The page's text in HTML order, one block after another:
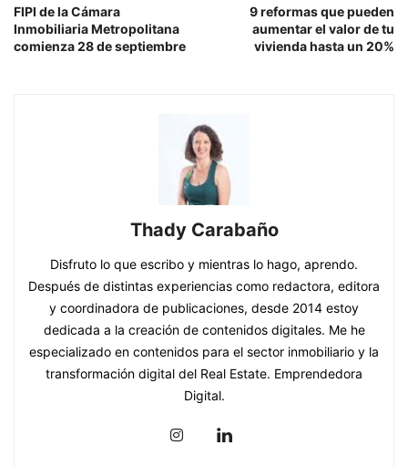
FIPI de la Cámara
Inmobiliaria Metropolitana
comienza 28 de septiembre
9 reformas que pueden
aumentar el valor de tu
vivienda hasta un 20%
Thady Carabaño
Disfruto lo que escribo y mientras lo hago, aprendo.
Después de distintas experiencias como redactora, editora
y coordinadora de publicaciones, desde 2014 estoy
dedicada a la creación de contenidos digitales. Me he
especializado en contenidos para el sector inmobiliario y la
transformación digital del Real Estate. Emprendedora
Digital.